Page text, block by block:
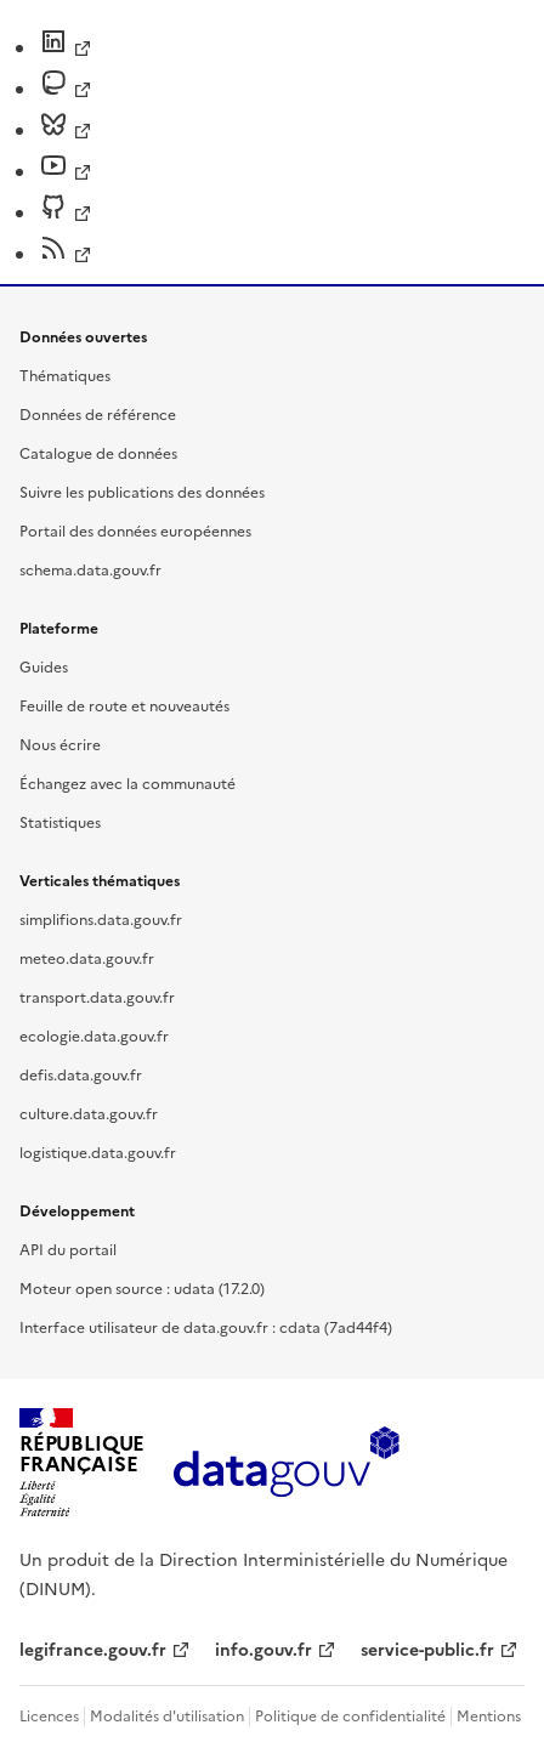
Données ouvertes
Thématiques
Données de référence
Catalogue de données
Suivre les publications des données
Portail des données européennes
schema.data.gouv.fr
Plateforme
Guides
Feuille de route et nouveautés
Nous écrire
Échangez avec la communauté
Statistiques
Verticales thématiques
simplifions.data.gouv.fr
meteo.data.gouv.fr
transport.data.gouv.fr
ecologie.data.gouv.fr
defis.data.gouv.fr
culture.data.gouv.fr
logistique.data.gouv.fr
Développement
API du portail
Moteur open source : udata (17.2.0)
Interface utilisateur de data.gouv.fr : cdata (7ad44f4)
RÉPUBLIQUE
FRANÇAISE
Un produit de la Direction Interministérielle du Numérique
(DINUM).
legifrance.gouv.fr info.gouv.fr service-public.fr
Licences Modalités d'utilisation Politique de confidentialité Mentions